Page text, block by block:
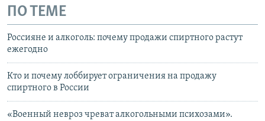
ПО ТЕМЕ
Россияне и алкоголь: почему продажи спиртного растут
ежегодно
Кто и почему лоббирует ограничения на продажу
спиртного в России
«Военный невроз чреват алкогольными психозами».